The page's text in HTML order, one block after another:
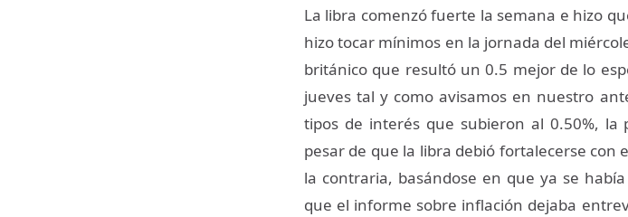
La libra comenzó fuerte la semana e hizo
hizo tocar mínimos en la jornada del
británico que resultó un 0.5 mejor de lo
jueves tal y como avisamos en nuestro
tipos de interés que subieron al 0.50%,
pesar de que la libra debió fortalecerse con
la contraria, basándose en que ya se
que el informe sobre inflación dejaba